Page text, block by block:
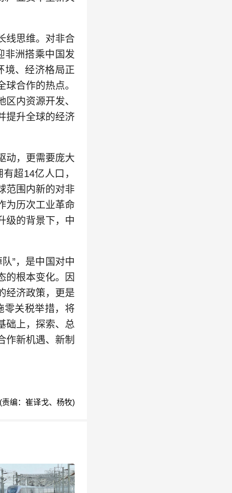
线思维。对非合
非洲搭乘中国发
境、经济格局正
合作的热点。
内资源开发、
提升全球的经济
动，更需要庞大
超14亿人口，
范围内新的对非
为历次工业革命
级的背景下，中
”，是中国对中
的根本变化。因
经济政策，更是
零关税举措，将
础上，探索、总
作新机遇、新制
(责编：崔译戈、杨牧)